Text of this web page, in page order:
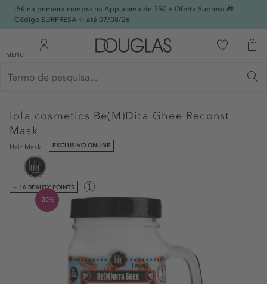
-5€ na primeira compra na App acima de 75€ + Oferta Supresa 🎁
Código SURPRESA ✨ até 07/08/26
MENU
lola cosmetics Be(M)Dita Ghee Reconst
Mask
Hair Mask EXCLUSIVO ONLINE
+ 16 BEAUTY POINTS
-30%